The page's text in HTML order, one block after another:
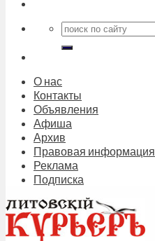
О нас
Контакты
Объявления
Афиша
Архив
Правовая информация
Реклама
Подписка